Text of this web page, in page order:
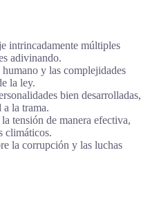
intrincadamente múltiples
adivinando.
y las complejidades
la ley.
bien desarrolladas,
la trama.
tensión de manera efectiva,
climáticos.
la corrupción y las luchas